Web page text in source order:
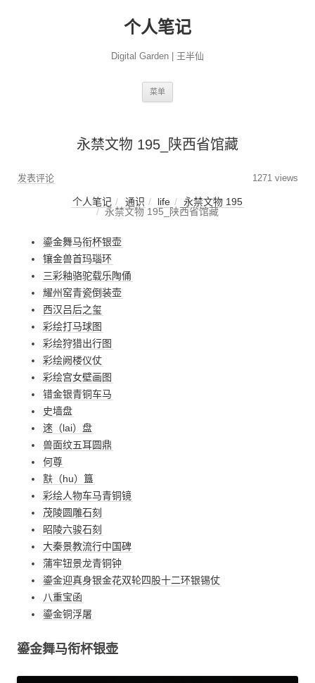
个人笔记
Digital Garden | 王半仙
菜单
永禁文物 195_陕西省馆藏
发表评论 1271 views
个人笔记 通识 life
永禁文物 195
永禁文物 195_陕西省馆藏
鎏金舞马衔杯银壶
镶金兽首玛瑙环
三彩釉骆驼载乐陶俑
耀州窑青瓷倒装壶
西汉吕后之玺
彩绘打马球图
彩绘狩猎出行图
彩绘阙楼仪仗
彩绘宫女壁画图
错金银青铜车马
史墙盘
逨（lai）盘
兽面纹五耳圆鼎
何尊
㝬（hu）簋
彩绘人物车马青铜镜
茂陵圆雕石刻
昭陵六骏石刻
大秦景教流行中国碑
蒲牢钮景龙青铜钟
鎏金迎真身银金花双轮四股十二环银锡仗
八重宝函
鎏金铜浮屠
鎏金舞马衔杯银壶